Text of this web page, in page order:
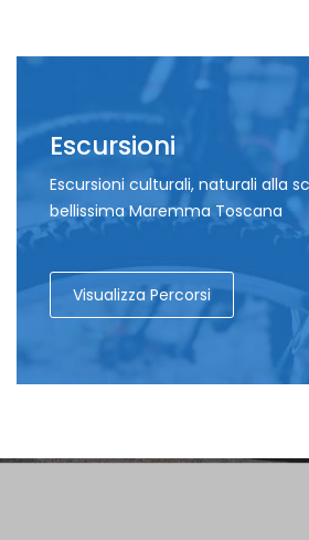
Escursioni
Escursioni culturali, naturali alla
bellissima Maremma Toscana
Visualizza Percorsi